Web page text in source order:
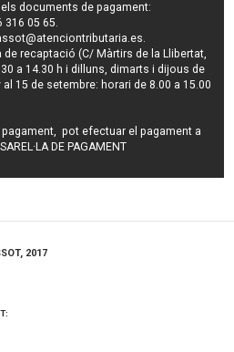
els documents de pagament:
316 05 65.
.
recaptació (C/ Màrtirs de la Llibertat,
a 14.30 h i dilluns, dimarts i dijous de
15 de setembre: horari de 8.00 a 15.00
pot efectuar el pagament a
DE PAGAMENT
2017